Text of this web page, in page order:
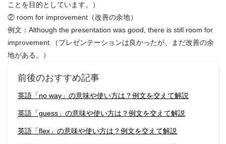
ことを目的としています。）
② room for improvement（改善の余地）
例文：Although the presentation was good, there is still room for
improvement.（プレゼンテーションは良かったが、まだ改善の余
地がある。）
前後のおすすめ記事
英語「no way」の意味や使い方は？例文を交えて解説
英語「guess」の意味や使い方は？例文を交えて解説
英語「flex」の意味や使い方は？例文を交えて解説